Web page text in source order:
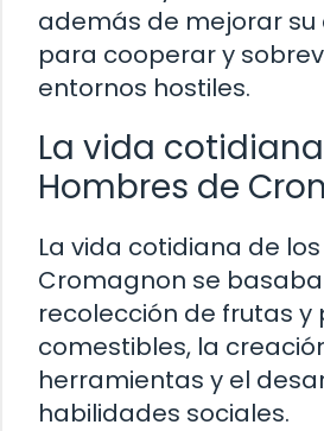
además de mejorar
para cooperar y
entornos hostiles.
La vida
Hombres de
La vida cotidiana de
Cromagnon se
recolección de frutas y
comestibles, la
herramientas y el
habilidades sociales.